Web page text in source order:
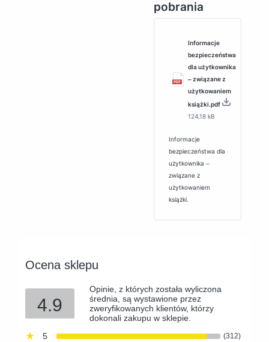
pobrania
Informacje
bezpieczeństwa
dla użytkownika
‒ związane z
użytkowaniem
książki.pdf
124.18 kB
Informacje
bezpieczeństwa dla
użytkownika ‒
związane z
użytkowaniem
książki.
Ocena sklepu
4.9
Opinie, z których została wyliczona
średnia, są wystawione przez
zweryfikowanych klientów, którzy
dokonali zakupu w sklepie.
5
(312)